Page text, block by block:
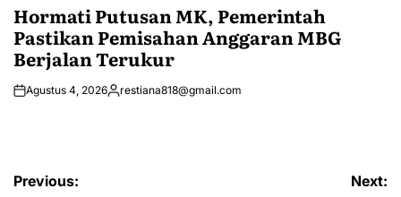
Hormati Putusan MK, Pemerintah
Pastikan Pemisahan Anggaran MBG
Berjalan Terukur
Agustus 4, 2026Posted
restiana818@gmail.com
Navigasi
Previous: Next: